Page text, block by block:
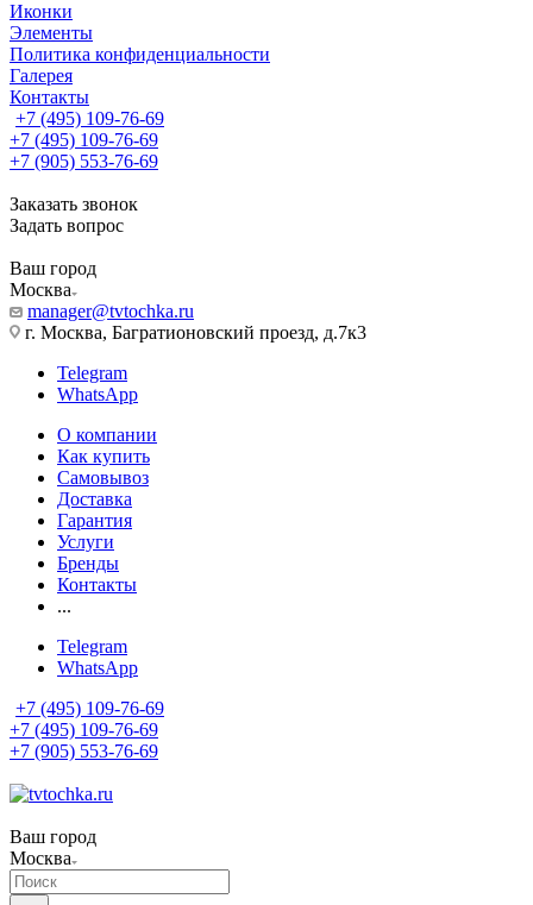
Иконки
Элементы
Политика конфиденциальности
Галерея
Контакты
+7 (495) 109-76-69
+7 (495) 109-76-69
+7 (905) 553-76-69
Заказать звонок
Задать вопрос
Ваш город
Москва
manager@tvtochka.ru
г. Москва, Багратионовский проезд, д.7к3
Telegram
WhatsApp
О компании
Как купить
Самовывоз
Доставка
Гарантия
Услуги
Бренды
Контакты
...
Telegram
WhatsApp
+7 (495) 109-76-69
+7 (495) 109-76-69
+7 (905) 553-76-69
Ваш город
Москва